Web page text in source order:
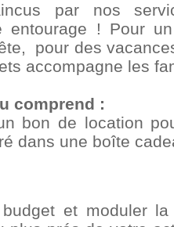
par nos
entourage ! Pour
pour des
accompagne les
comprend :
bon de location
dans une boîte
et moduler